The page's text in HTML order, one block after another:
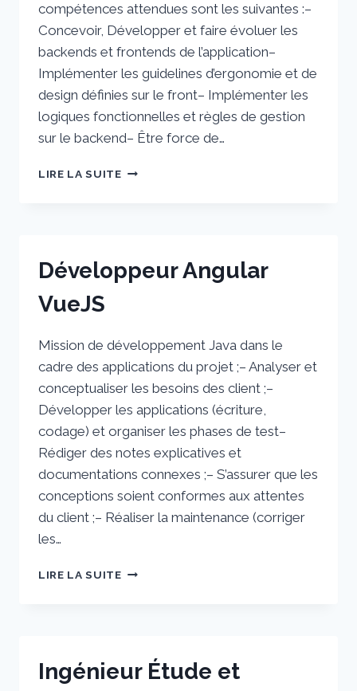
compétences attendues sont les suivantes :–
Concevoir, Développer et faire évoluer les
backends et frontends de l’application–
Implémenter les guidelines d’ergonomie et de
design définies sur le front– Implémenter les
logiques fonctionnelles et règles de gestion
sur le backend– Être force de…
LIRE LA SUITEDÉVELOPPEUR
Développeur Angular
VueJS
Mission de développement Java dans le
cadre des applications du projet ;– Analyser et
conceptualiser les besoins des client ;–
Développer les applications (écriture,
codage) et organiser les phases de test–
Rédiger des notes explicatives et
documentations connexes ;– S’assurer que les
conceptions soient conformes aux attentes
du client ;– Réaliser la maintenance (corriger
les…
LIRE LA SUITEDÉVELOPPEUR
Ingénieur Étude et